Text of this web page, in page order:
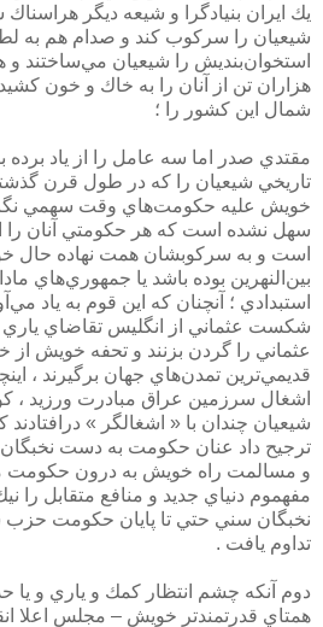
يك ايران بنيادگرا و شيعه ديگر
شيعيان را سركوب كند و صدام هم به
استخوان‌بنديش را شيعيان مي‌ساختند
هزاران تن از آنان را به خاك و خون
شمال اين كشور را ؛
مقتدي صدر اما سه عامل را از ياد برده
تاريخي شيعيان را كه در طول قرن
خويش عليه حكومت‌هاي وقت سهمي
سهل نشده است كه هر حكومتي آنان را
است و به سركوبشان همت نهاده حال
بين‌النهرين بوده باشد يا جمهوري‌هاي
استبدادي ؛ آنچنان كه اين قوم به ياد
شكست عثماني از انگليس تقاضاي ياري
عثماني را گردن بزنند و تحفه خويش از
قديمي‌ترين تمدن‌هاي جهان برگيرند ،
اشغال سرزمين عراق مبادرت ورزيد ،
شيعيان چندان با « اشغالگر »
ترجيح داد عنان حكومت به دست
و مسالمت راه خويش به درون حكومت
مفهموم دنياي جديد و منافع متقابل را
نخبگان سني حتي تا پايان حكومت
تداوم يافت .
دوم آنكه چشم انتظار كمك و ياري و يا
همتاي قدرتمندتر خويش – مجلس اعلا